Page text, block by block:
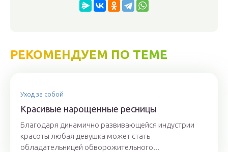
РЕКОМЕНДУЕМ ПО ТЕМЕ
Уход за собой
Красивые нарощенные ресницы
Благодаря динамично развивающейся индустрии
красоты любая девушка может стать
обладательницей обворожительного...